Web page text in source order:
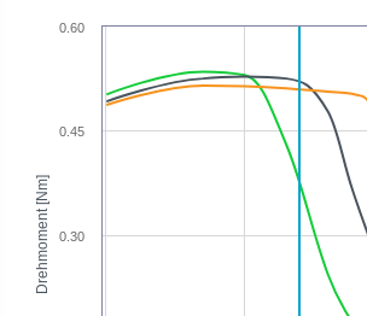
Drehmoment [Nm] 0.30
0.45
0.60